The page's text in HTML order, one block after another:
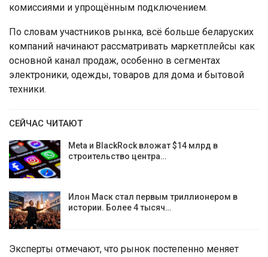
комиссиями и упрощённым подключением.
По словам участников рынка, всё больше беларуских
компаний начинают рассматривать маркетплейсы как
основной канал продаж, особенно в сегментах
электроники, одежды, товаров для дома и бытовой
техники.
СЕЙЧАС ЧИТАЮТ
Meta и BlackRock вложат $14 млрд в
строительство центра…
Илон Маск стал первым триллионером в
истории. Более 4 тысяч…
Эксперты отмечают, что рынок постепенно меняет